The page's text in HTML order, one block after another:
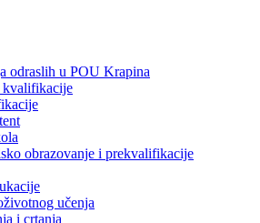
odraslih u POU Krapina
obrazovanje i prekvalifikacije
učenja
i crtanja